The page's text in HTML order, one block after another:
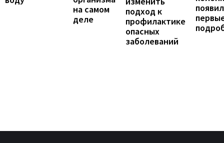
на самом
деле
подход к
профилактике
опасных
заболеваний